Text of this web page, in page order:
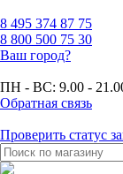
8 495 374 87 75
8 800 500 75 30
Ваш город?
ПН - ВС: 9.00 -
Обратная связь
Проверить статус